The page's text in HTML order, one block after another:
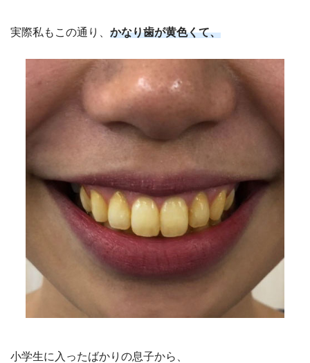
実際私もこの通り、 かなり歯が黄色くて、
小学生に入ったばかりの息子から、